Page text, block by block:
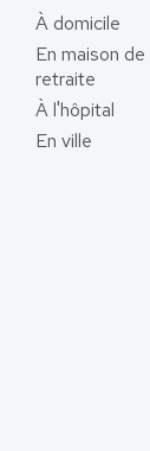
À domicile
En maison de
retraite
À l'hôpital
En ville